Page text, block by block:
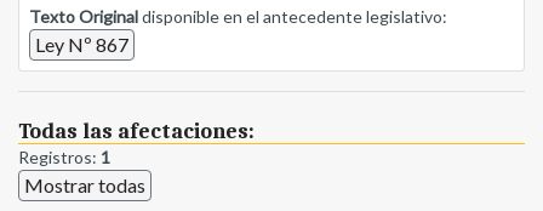
Texto Originaldisponible en el antecedente legislativo:
Ley Nº 867
Todas las afectaciones:
Registros: 1
Mostrar todas